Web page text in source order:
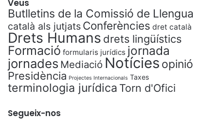
Veus
Butlletins de la Comissió de Llengua
català als jutjats Conferències dret català
Drets Humans drets lingüístics
Formació formularis jurídics jornada
jornades Mediació Notícies opinió
Presidència Projectes Internacionals Taxes
terminologia jurídica Torn d'Ofici
Segueix-nos